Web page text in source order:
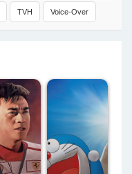
TVH Voice-Over